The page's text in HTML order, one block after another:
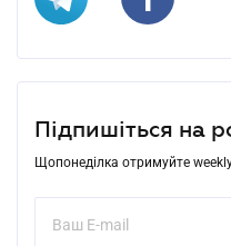
Підпишіться на
Щопонеділка отримуйте